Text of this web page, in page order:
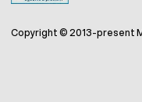
Copyright © 2013-present